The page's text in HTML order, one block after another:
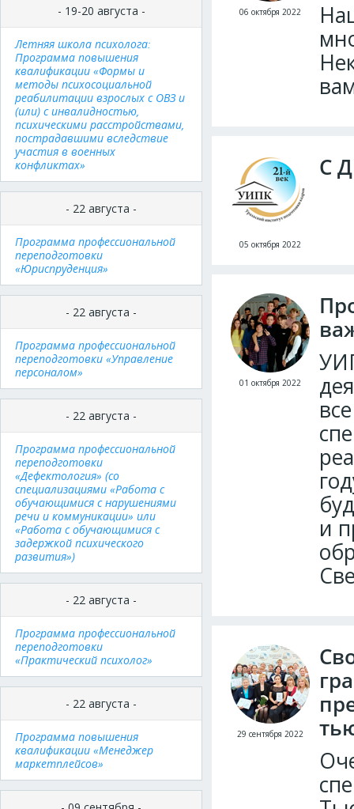
- 19-20 августа -
Летняя школа психолога:
Программа повышения
квалификации «Формы и
методы психосоциальной
реабилитации взрослых с ОВЗ и
(или) с инвалидностью,
психическими расстройствами,
пострадавшими вследствие
участия в военных
конфликтах»
- 22 августа -
Программа профессиональной
переподготовки
«Юриспруденция»
- 22 августа -
Программа профессиональной
переподготовки «Управление
персоналом»
- 22 августа -
Программа профессиональной
переподготовки
«Дефектология» (со
специализациями «Работа с
обучающимися с нарушениями
речи и коммуникации» или
«Работа с обучающимися с
задержкой психического
развития»)
- 22 августа -
Программа профессиональной
переподготовки
«Практический психолог»
- 22 августа -
Программа повышения
квалификации «Менеджер
маркетплейсов»
06 октября 2022
С
05 октября 2022
и
01 октября 2022
29 сентября 2022